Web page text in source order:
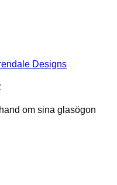
om sina glasögon